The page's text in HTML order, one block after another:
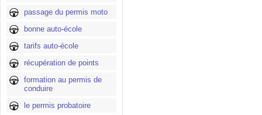
passage du permis moto
bonne auto-école
tarifs auto-école
récupération de points
formation au permis de
conduire
le permis probatoire